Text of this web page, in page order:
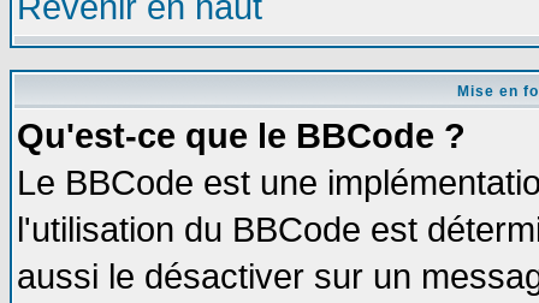
Mise en
Qu'est-ce que le BBCode ?
Le BBCode est une
l'utilisation du BBCode est
aussi le désactiver sur un